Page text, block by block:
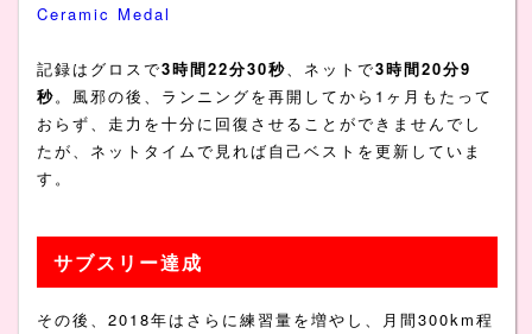
Ceramic Medal
記録はグロスで3時間22分30秒、ネットで3時間20分9
秒。風邪の後、ランニングを再開してから1ヶ月もたって
おらず、走力を十分に回復させることができませんでし
たが、ネットタイムで見れば自己ベストを更新していま
す。
サブスリー達成
その後、2018年はさらに練習量を増やし、月間300km程